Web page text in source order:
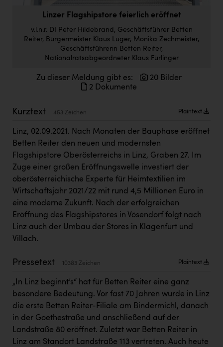
ERLUS AG
Fristads Austria
Immotech
INTERSPAR
INTERSPORT Austria
Jesolo
Jane Goodall Institute Austria
Kärcher
KEBA
KIWI Kinderwunsch Institut Dr. Loimer
KLIPP Frisör
Kleider Bauer
Kremsmüller Anlagenbau GmbH
Linzer Flagshipstore feierlich eröffnet
v.l.n.r. DI Peter Hildebrand, Geschäftsführer Betten
Reiter, Bürgermeister Klaus Luger, Monika Zechmeister,
Geschäftsführerin Betten Reiter,
Nationalratsabgeordneter Klaus Fürlinger
Zu dieser Meldung gibt es:
20 Bilder
2 Dokumente
Kurztext 453 Zeichen Plaintext
Linz, 02.09.2021. Nach Monaten der Bauphase eröffnet
Betten Reiter den neuen und modernsten
Flagshipstore Oberösterreichs in Linz, Graben 27. Im
Zuge einer großen Eröffnungswelle investiert der
oberösterreichische Experte für Heimtextilien im
Wirtschaftsjahr 2021/22 mit rund 4,5 Millionen Euro in
eine moderne Zukunft. Nach der erfolgreichen
Eröffnung des Flagshipstores in Vösendorf folgt nach
Linz auch der Umbau der Stores in Klagenfurt und
Villach.
Pressetext 10383 Zeichen Plaintext
„In Linz beginnt’s“ hat für Betten Reiter eine ganz
besondere Bedeutung. Vor fast 70 Jahren wurde in Linz
die erste Betten Reiter-Filiale am Bindermichl, danach
in der Goethestraße und anschließend auf der
Landstraße 80 eröffnet. Zuletzt war Betten Reiter in
Linz am Standort Landstraße 113 vertreten. Auch heute